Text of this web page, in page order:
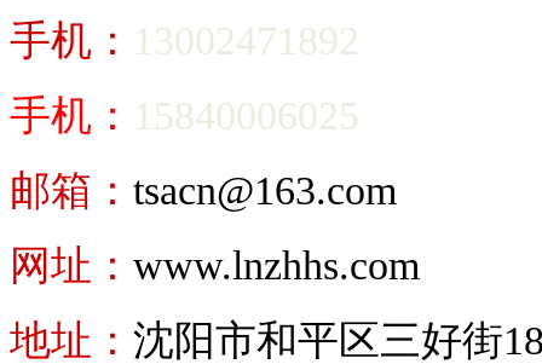
手机： 13002471892
手机： 15840006025
邮箱： tsacn@163.com
网址： www.lnzhhs.com
地址： 沈阳市和平区三好街